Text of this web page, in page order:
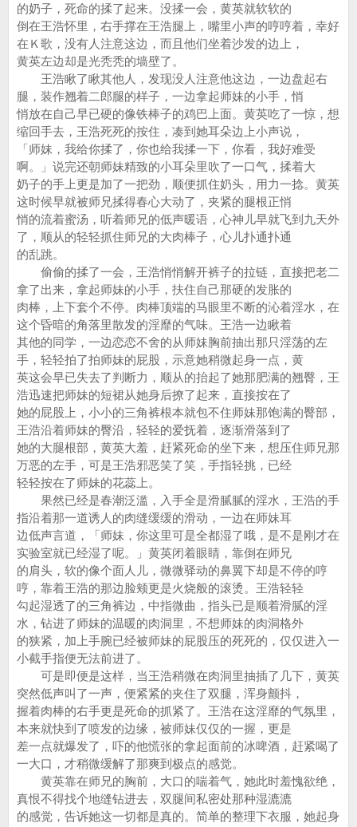
的奶子，死命的揉了起来。没揉一会，黄英就软软的
倒在王浩怀里，右手撑在王浩腿上，嘴里小声的哼哼着，幸好
在Ｋ歌，没有人注意这边，而且他们坐着沙发的边上，
黄英左边却是光秃秃的墙壁了。
王浩瞅了瞅其他人，发现没人注意他这边，一边盘起右
腿，装作翘着二郎腿的样子，一边拿起师妹的小手，悄
悄放在自己早已硬的像铁棒子的鸡巴上面。黄英吃了一惊，想
缩回手去，王浩死死的按住，凑到她耳朵边上小声说，
「师妹，我给你揉了，你也给我揉一下，你看，我好难受
啊。」说完还朝师妹精致的小耳朵里吹了一口气，揉着大
奶子的手上更是加了一把劲，顺便抓住奶头，用力一捻。黄英
这时候早就被师兄揉得春心大动了，夹紧的腿根正悄
悄的流着蜜汤，听着师兄的低声暖语，心神儿早就飞到九天外
了，顺从的轻轻抓住师兄的大肉棒子，心儿扑通扑通
的乱跳。
偷偷的揉了一会，王浩悄悄解开裤子的拉链，直接把老二
拿了出来，拿起师妹的小手，扶住自己那硬的发胀的
肉棒，上下套个不停。肉棒顶端的马眼里不断的沁着淫水，在
这个昏暗的角落里散发的淫靡的气味。王浩一边瞅着
其他的同学，一边恋恋不舍的从师妹胸前抽出那只淫荡的左
手，轻轻拍了拍师妹的屁股，示意她稍微起身一点，黄
英这会早已失去了判断力，顺从的抬起了她那肥满的翘臀，王
浩迅速把师妹的短裙从她身后撩了起来，直接按在了
她的屁股上，小小的三角裤根本就包不住师妹那饱满的臀部，
王浩沿着师妹的臀沿，轻轻的爱抚着，逐渐滑落到了
她的大腿根部，黄英大羞，赶紧死命的坐下来，想压住师兄那
万恶的左手，可是王浩邪恶笑了笑，手指轻挑，已经
轻轻按在了师妹的花蕊上。
果然已经是春潮泛滥，入手全是滑腻腻的淫水，王浩的手
指沿着那一道诱人的肉缝缓缓的滑动，一边在师妹耳
边低声言道，「师妹，你这里可是全都湿了哦，是不是刚才在
实验室就已经湿了呢。」黄英闭着眼睛，靠倒在师兄
的肩头，软的像个面人儿，微微驿动的鼻翼下却是不停的哼
哼，靠着王浩的那边脸颊更是火烧般的滚烫。王浩轻轻
勾起湿透了的三角裤边，中指微曲，指头已是顺着滑腻的淫
水，钻进了师妹的温暖的肉洞里，不想师妹的肉洞格外
的狭紧，加上手腕已经被师妹的屁股压的死死的，仅仅进入一
小截手指便无法前进了。
可是即便是这样，当王浩稍微在肉洞里抽插了几下，黄英
突然低声叫了一声，便紧紧的夹住了双腿，浑身颤抖，
握着肉棒的右手更是死命的抓紧了。王浩在这淫靡的气氛里，
本来就快到了喷发的边缘，被师妹仅仅的一握，更是
差一点就爆发了，吓的他慌张的拿起面前的冰啤酒，赶紧喝了
一大口，才稍微缓解了那爽到极点的感觉。
黄英靠在师兄的胸前，大口的喘着气，她此时羞愧欲绝，
真恨不得找个地缝钻进去，双腿间私密处那种湿漉漉
的感觉，告诉她这一切都是真的。简单的整理下衣服，她起身